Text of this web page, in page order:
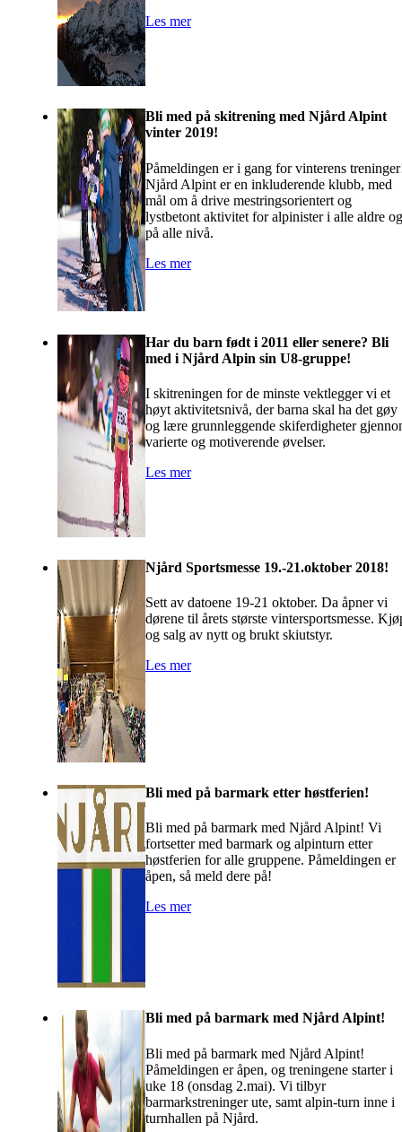
Les mer
Bli med på skitrening med Njård Alpint
vinter 2019!
Påmeldingen er i gang for vinterens
Njård Alpint er en inkluderende klubb, med
mål om å drive mestringsorientert og
lystbetont aktivitet for alpinister i alle aldre og
på alle nivå.
Les mer
Har du barn født i 2011 eller senere? Bli
med i Njård Alpin sin U8-gruppe!
I skitreningen for de minste vektlegger vi et
høyt aktivitetsnivå, der barna skal ha det gøy
og lære grunnleggende skiferdigheter
varierte og motiverende øvelser.
Les mer
Njård Sportsmesse 19.-21.oktober 2018!
Sett av datoene 19-21 oktober. Da åpner vi
dørene til årets største vintersportsmesse.
og salg av nytt og brukt skiutstyr.
Les mer
Bli med på barmark etter høstferien!
Bli med på barmark med Njård Alpint! Vi
fortsetter med barmark og alpinturn etter
høstferien for alle gruppene. Påmeldingen er
åpen, så meld dere på!
Les mer
Bli med på barmark med Njård Alpint!
Bli med på barmark med Njård Alpint!
Påmeldingen er åpen, og treningene starter i
uke 18 (onsdag 2.mai). Vi tilbyr
barmarkstreninger ute, samt alpin-turn inne i
turnhallen på Njård.